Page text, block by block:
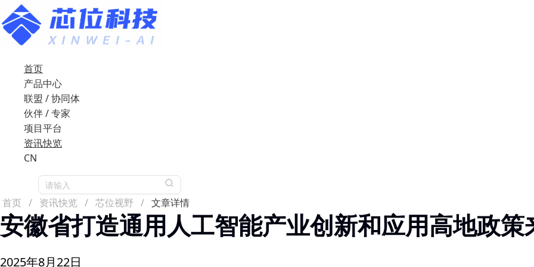
首页
产品中心
联盟 / 协同体
伙伴 / 专家
项目平台
资讯快览
CN
请输入
首页 / 资讯快览 / 芯位视野 / 文章详情
安徽省打造通用人工智能产业创新和应用高地政策
2025年8月22日